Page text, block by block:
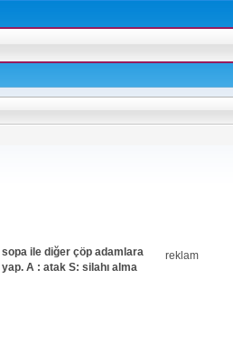
ile diğer çöp adamlara
A : atak S: silahı alma
reklam